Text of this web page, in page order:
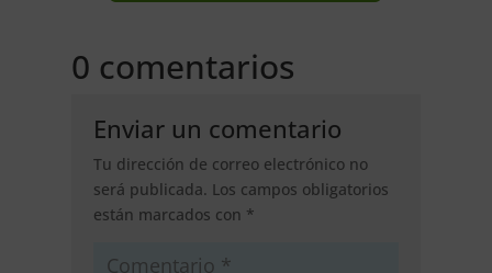
0 comentarios
Enviar un comentario
Tu dirección de correo electrónico no
será publicada. Los campos obligatorios
están marcados con *